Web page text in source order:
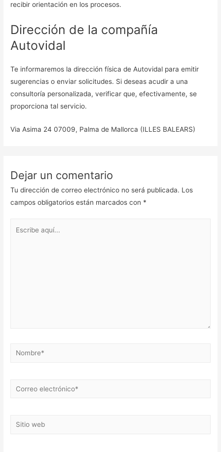
recibir orientación en los procesos.
Dirección de la compañía
Autovidal
Te informaremos la dirección física de Autovidal para emitir
sugerencias o enviar solicitudes. Si deseas acudir a una
consultoría personalizada, verificar que, efectivamente, se
proporciona tal servicio.
Via Asima 24 07009, Palma de Mallorca (ILLES BALEARS)
Dejar un comentario
Tu dirección de correo electrónico no será publicada. Los
campos obligatorios están marcados con *
Nombre*
Correo
Sitio